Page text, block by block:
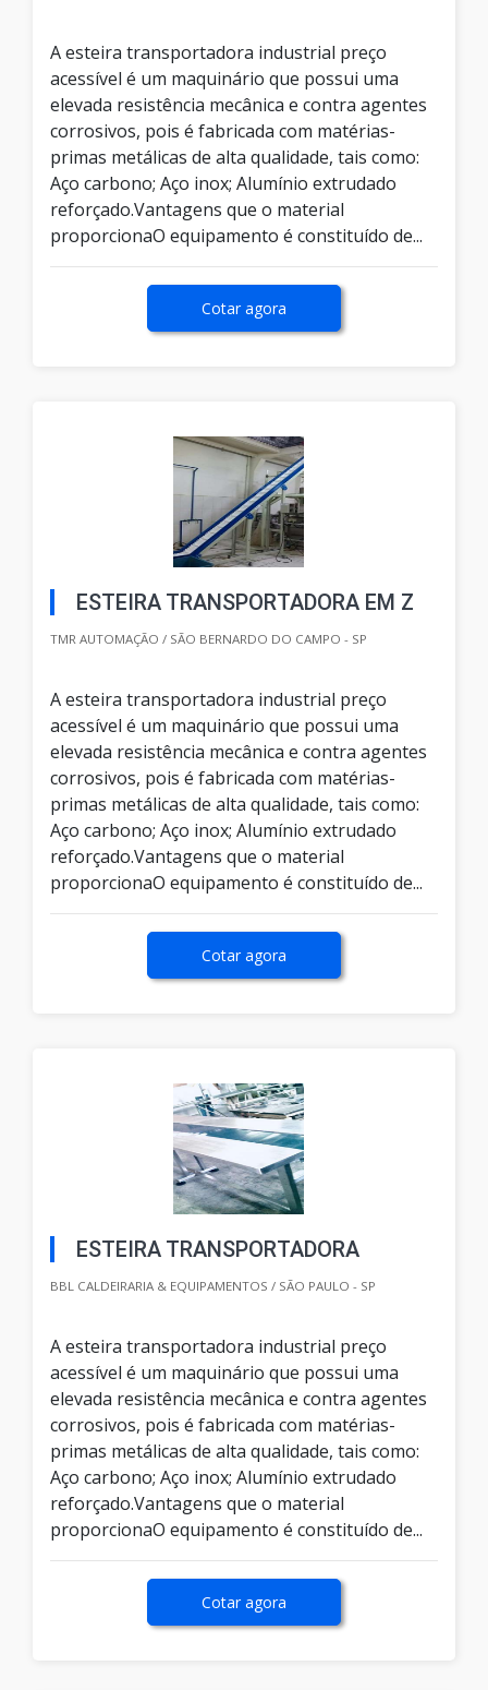
A esteira transportadora industrial preço
acessível é um maquinário que possui uma
elevada resistência mecânica e contra agentes
corrosivos, pois é fabricada com matérias-
primas metálicas de alta qualidade, tais como:
Aço carbono; Aço inox; Alumínio extrudado
reforçado.Vantagens que o material
proporcionaO equipamento é constituído de...
Cotar agora
ESTEIRA TRANSPORTADORA EM Z
TMR AUTOMAÇÃO / SÃO BERNARDO DO CAMPO - SP
A esteira transportadora industrial preço
acessível é um maquinário que possui uma
elevada resistência mecânica e contra agentes
corrosivos, pois é fabricada com matérias-
primas metálicas de alta qualidade, tais como:
Aço carbono; Aço inox; Alumínio extrudado
reforçado.Vantagens que o material
proporcionaO equipamento é constituído de...
Cotar agora
ESTEIRA TRANSPORTADORA
BBL CALDEIRARIA & EQUIPAMENTOS / SÃO PAULO - SP
A esteira transportadora industrial preço
acessível é um maquinário que possui uma
elevada resistência mecânica e contra agentes
corrosivos, pois é fabricada com matérias-
primas metálicas de alta qualidade, tais como:
Aço carbono; Aço inox; Alumínio extrudado
reforçado.Vantagens que o material
proporcionaO equipamento é constituído de...
Cotar agora